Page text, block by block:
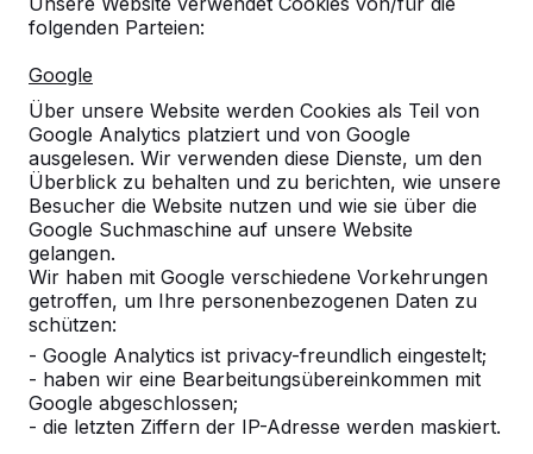
folgenden Parteien:
Google
Über unsere Website werden Cookies als Teil von
Google Analytics platziert und von Google
ausgelesen. Wir verwenden diese Dienste, um den
Überblick zu behalten und zu berichten, wie unsere
Besucher die Website nutzen und wie sie über die
Google Suchmaschine auf unsere Website
gelangen.
Wir haben mit Google verschiedene Vorkehrungen
getroffen, um Ihre personenbezogenen Daten zu
schützen:
- Google Analytics ist privacy-freundlich eingestelt;
- haben wir eine Bearbeitungsübereinkommen mit
Google abgeschlossen;
- die letzten Ziffern der IP-Adresse werden maskiert.
Referenzen
Unsere Produkte finden Sie in ganz Europa
und darüber hinaus. Sehen Sie hier, wo Sie
ein HeBlad-Produkt in Ihrer Nähe finden.